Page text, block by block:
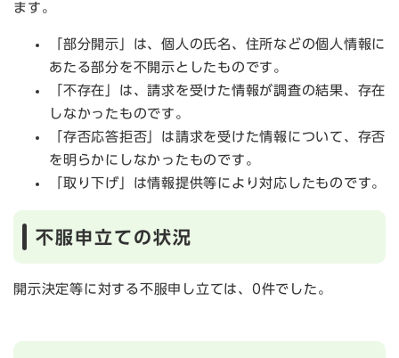
ます。
「部分開示」は、個人の氏名、住所などの個人情報に
あたる部分を不開示としたものです。
「不存在」は、請求を受けた情報が調査の結果、存在
しなかったものです。
「存否応答拒否」は請求を受けた情報について、存否
を明らかにしなかったものです。
「取り下げ」は情報提供等により対応したものです。
不服申立ての状況
開示決定等に対する不服申し立ては、0件でした。